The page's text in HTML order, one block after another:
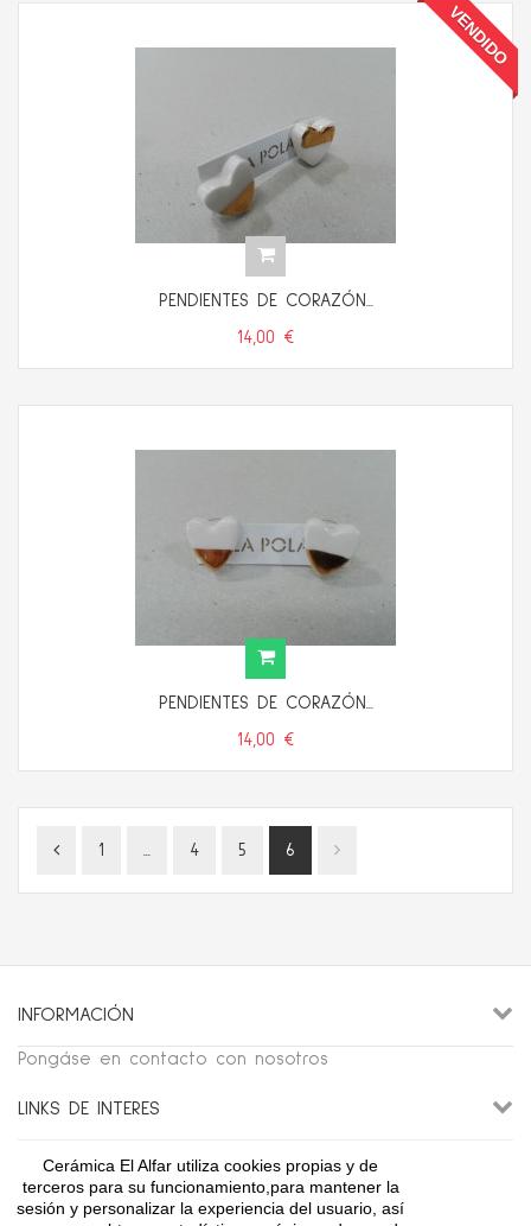
VENDIDO
PENDIENTES DE CORAZÓN...
14,00 €
PENDIENTES DE CORAZÓN...
14,00 €
1 ... 4 5 6
INFORMACIÓN
Pongáse en contacto con nosotros
LINKS DE INTERES
CONTÁCTENOS
Cerámica El Alfar utiliza cookies propias y de
terceros para su funcionamiento,para mantener la
sesión y personalizar la experiencia del usuario, así